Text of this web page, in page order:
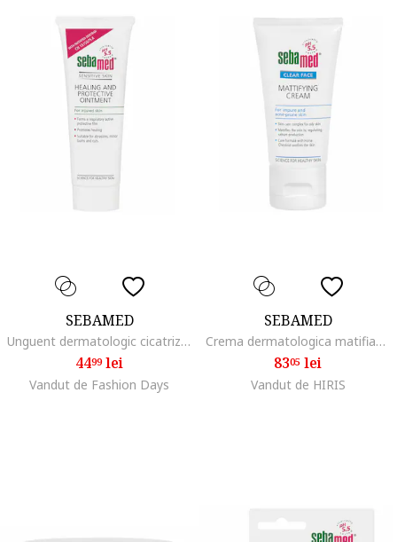
SEBAMED
Unguent dermatologic cicatrizant si protector, 50 ml
4499lei
Vandut de Fashion Days
SEBAMED
Crema dermatologica matifianta Clear Face pentru ten acneic, 50 ml
8305 lei
Vandut de HIRIS